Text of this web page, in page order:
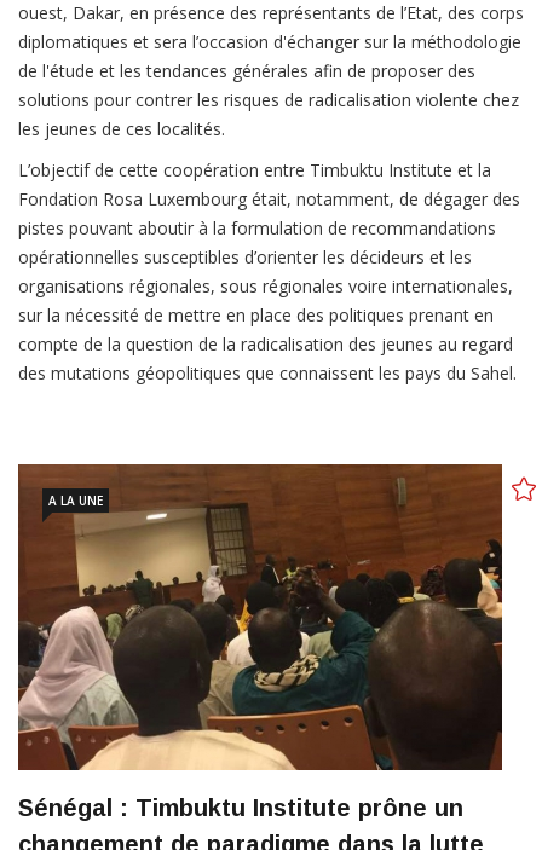
ouest, Dakar, en présence des représentants de l’Etat, des corps
diplomatiques et sera l’occasion d'échanger sur la méthodologie
de l'étude et les tendances générales afin de proposer des
solutions pour contrer les risques de radicalisation violente chez
les jeunes de ces localités.
L’objectif de cette coopération entre Timbuktu Institute et la
Fondation Rosa Luxembourg était, notamment, de dégager des
pistes pouvant aboutir à la formulation de recommandations
opérationnelles susceptibles d’orienter les décideurs et les
organisations régionales, sous régionales voire internationales,
sur la nécessité de mettre en place des politiques prenant en
compte de la question de la radicalisation des jeunes au regard
des mutations géopolitiques que connaissent les pays du Sahel.
A LA UNE
Sénégal : Timbuktu Institute prône un
changement de paradigme dans la lutte